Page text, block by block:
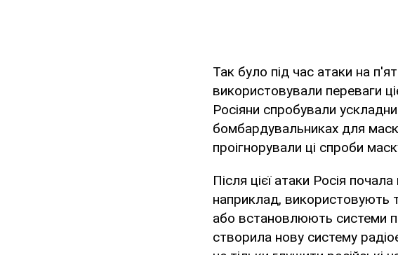
Так було під час атаки на
використовували переваги
Росіяни спробували
бомбардувальниках для
проігнорували ці спроби
Після цієї атаки Росія
наприклад, використовують
або встановлюють системи
створила нову систему